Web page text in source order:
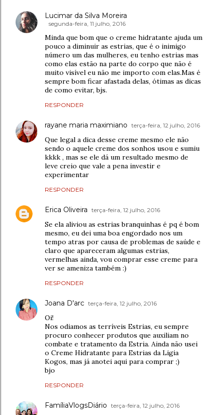
Lucimar da Silva Moreira
segunda-feira, 11 julho, 2016
Minda que bom que o creme hidratante ajuda um
pouco a diminuir as estrias, que é o inimigo
número um das mulheres, eu tenho estrias mas
como elas estão na parte do corpo que não é
muito visível eu não me importo com elas.Mas é
sempre bom ficar afastada delas, ótimas as dicas
de como evitar, bjs.
RESPONDER
rayane maria maximiano terça-feira, 12 julho, 2016
Que legal a dica desse creme mesmo ele não
sendo o aquele creme dos sonhos usou e sumiu
kkkk , mas se ele dá um resultado mesmo de
leve creio que vale a pena investir e
experimentar
RESPONDER
Erica Oliveira terça-feira, 12 julho, 2016
Se ela aliviou as estrias branquinhas é pq é bom
mesmo, eu dei uma boa engordado nos um
tempo atras por causa de problemas de saúde e
claro que apareceram algumas estrias,
vermelhas ainda, vou comprar esse creme para
ver se ameniza também :)
RESPONDER
Joana D'arc terça-feira, 12 julho, 2016
Oi!
Nos odiamos as terríveis Estrias, eu sempre
procuro conhecer produtos que auxiliam no
combate e tratamento da Estria. Ainda não usei
o Creme Hidratante para Estrias da Ligia
Kogos, mas já anotei aqui para comprar ;)
bjo
RESPONDER
FamíliaVlogsDiário terça-feira, 12 julho, 2016